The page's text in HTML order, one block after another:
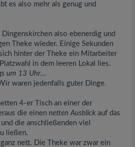
es also mehr als genug und
also ebenerdig und
Theke wieder. Einige Sekunden
hinter der Theke ein Mitarbeiter
in dem leeren Lokal lies.
um 13 Uhr…
waren jedenfalls guter Dinge.
4-er Tisch an einer der
die einen netten Ausblick auf das
die anschließenden viel
ließen.
nett. Die Theke war zwar ein